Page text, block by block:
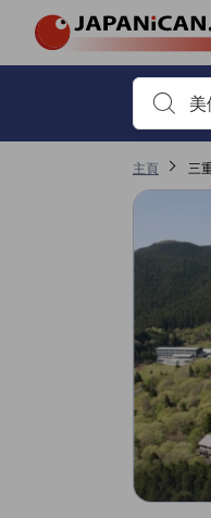
首先輸入
主頁 三